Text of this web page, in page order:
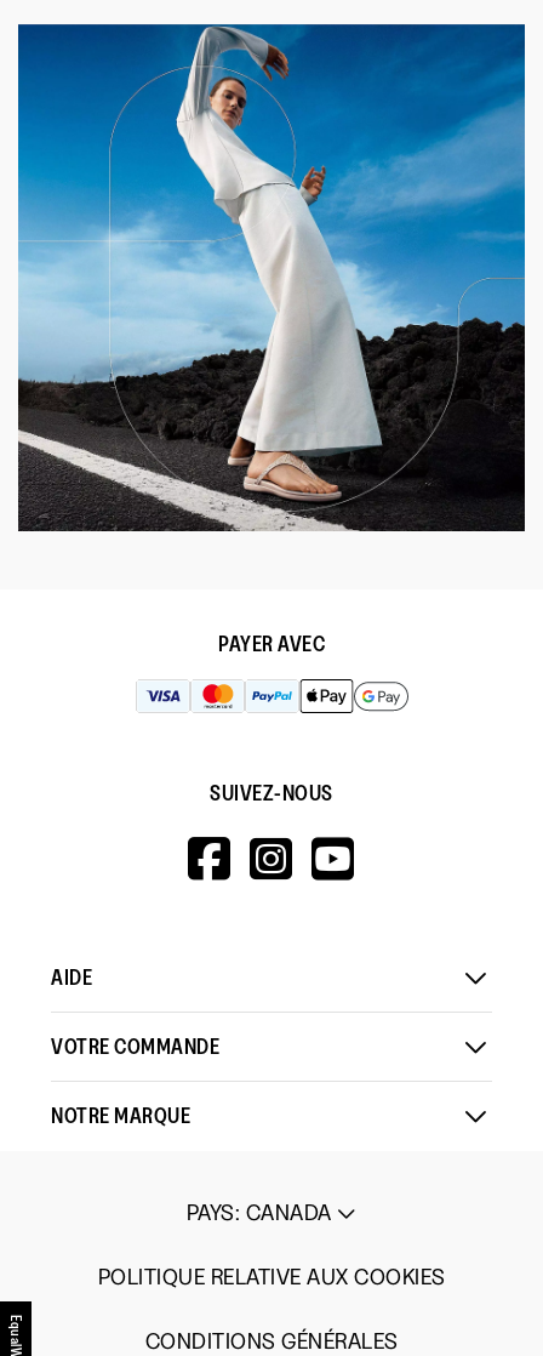
PAYER AVEC
SUIVEZ-NOUS
HTTPS://
HTTPS://
AIDE
VOTRE COMMANDE
NOTRE MARQUE
PAYS: CANADA
POLITIQUE RELATIVE AUX COOKIES
CONDITIONS GÉNÉRALES
EqualWeb